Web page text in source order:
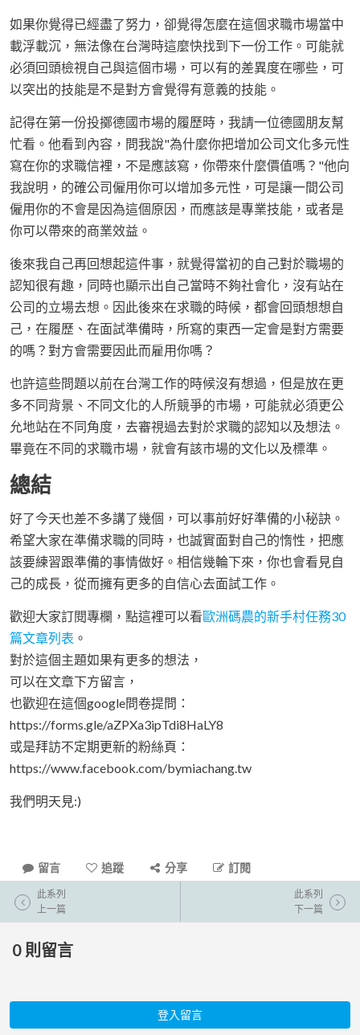
如果你覺得已經盡了努力，卻覺得怎麼在這個求職市場當中
載浮載沉，無法像在台灣時這麼快找到下一份工作。可能就
必須回頭檢視自己與這個市場，可以有的差異度在哪些，可
以突出的技能是不是對方會覺得有意義的技能。
記得在第一份投擲德國市場的履歷時，我請一位德國朋友幫
忙看。他看到內容，問我說"為什麼你把增加公司文化多元性
寫在你的求職信裡，不是應該寫，你帶來什麼價值嗎？"他向
我說明，的確公司僱用你可以增加多元性，可是讓一間公司
僱用你的不會是因為這個原因，而應該是專業技能，或者是
你可以帶來的商業效益。
後來我自己再回想起這件事，就覺得當初的自己對於職場的
認知很有趣，同時也顯示出自己當時不夠社會化，沒有站在
公司的立場去想。因此後來在求職的時候，都會回頭想想自
己，在履歷、在面試準備時，所寫的東西一定會是對方需要
的嗎？對方會需要因此而雇用你嗎？
也許這些問題以前在台灣工作的時候沒有想過，但是放在更
多不同背景、不同文化的人所競爭的市場，可能就必須更公
允地站在不同角度，去審視過去對於求職的認知以及想法。
畢竟在不同的求職市場，就會有該市場的文化以及標準。
總結
好了今天也差不多講了幾個，可以事前好好準備的小秘訣。
希望大家在準備求職的同時，也誠實面對自己的惰性，把應
該要練習跟準備的事情做好。相信幾輪下來，你也會看見自
己的成長，從而擁有更多的自信心去面試工作。
歡迎大家訂閱專欄，點這裡可以看歐洲碼農的新手村任務30
篇文章列表 。
對於這個主題如果有更多的想法，
可以在文章下方留言，
也歡迎在這個google問卷提問：
https://forms.gle/aZPXa3ipTdi8HaLY8
或是拜訪不定期更新的粉絲頁：
https://www.facebook.com/bymiachang.tw
我們明天見:)
留言 追蹤 分享 訂閱
此系列
上一篇
此系列
下一篇
0 則留言
登入留言